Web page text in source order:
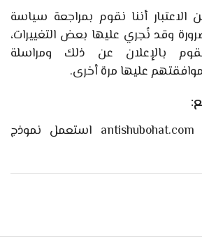
الاعتبار أننا نقوم بمراجعة سياسة
وقد نُجري عليها بعض التغييرات،
بالإعلان عن ذلك ومراسلة
عليها مرة أخرى.
1.9. للاتصال بإدارة antishubohat.com استعمل نموذج